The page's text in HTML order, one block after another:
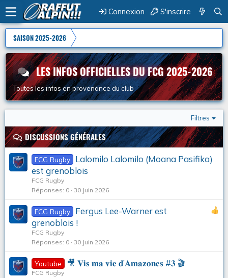
Connexion S'inscrire
SAISON 2025-2026
LES INFOS OFFICIELLES DU FCG 2025-2026
Toutes les infos en provenance du club
Filtres
DISCUSSIONS GÉNÉRALES
FCG Rugby
Lalomilo Lalomilo (Moana Pasifika)
est grenoblois
FCG Rugby
Réponses 0 30 Juin 2026
FCG Rugby
Fergus Lee-Warner est
grenoblois !
FCG Rugby
Réponses 0 30 Juin 2026
Youtube 🎥 𝐕𝐢𝐬 𝐦𝐚 𝐯𝐢𝐞 𝐝’𝐀𝐦𝐚𝐳𝐨𝐧𝐞𝐬 #𝟑 🎬
FCG Rugby